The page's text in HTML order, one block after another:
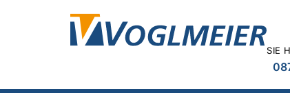
SIE